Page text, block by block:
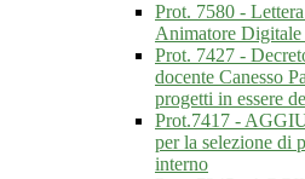
Prot. 7580 -
Animatore Digitale
Prot. 7427 -
docente Canesso
progetti in essere
Prot.7417 -
per la selezione di
interno